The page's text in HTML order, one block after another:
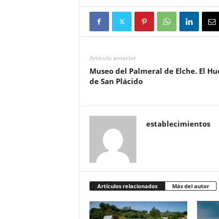
Artículo anterior
Museo del Palmeral de Elche. El
de San Plácido
establecimientos
Artículos relacionados Más del autor